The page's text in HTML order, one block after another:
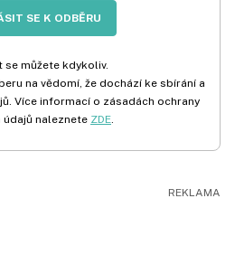
SE K ODBĚRU
se můžete kdykoliv.
na vědomí, že dochází ke sbírání a
Více informací o zásadách ochrany
údajů naleznete ZDE.